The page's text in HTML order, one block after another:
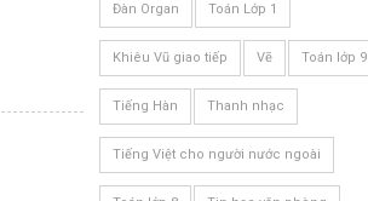
Đàn Organ Toán Lớp 1
Khiêu Vũ giao tiếp Vẽ Toán lớp 9
Tiếng Hàn Thanh nhạc
Tiếng Việt cho người nước ngoài